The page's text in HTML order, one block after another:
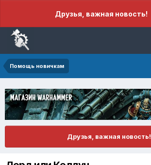
Друзья, важная новость!
Помощь новичкам
Друзья, важная новость!